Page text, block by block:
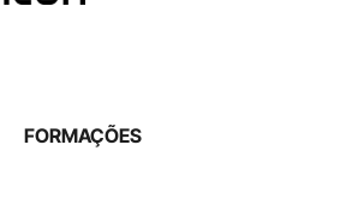
FORMAÇÕES